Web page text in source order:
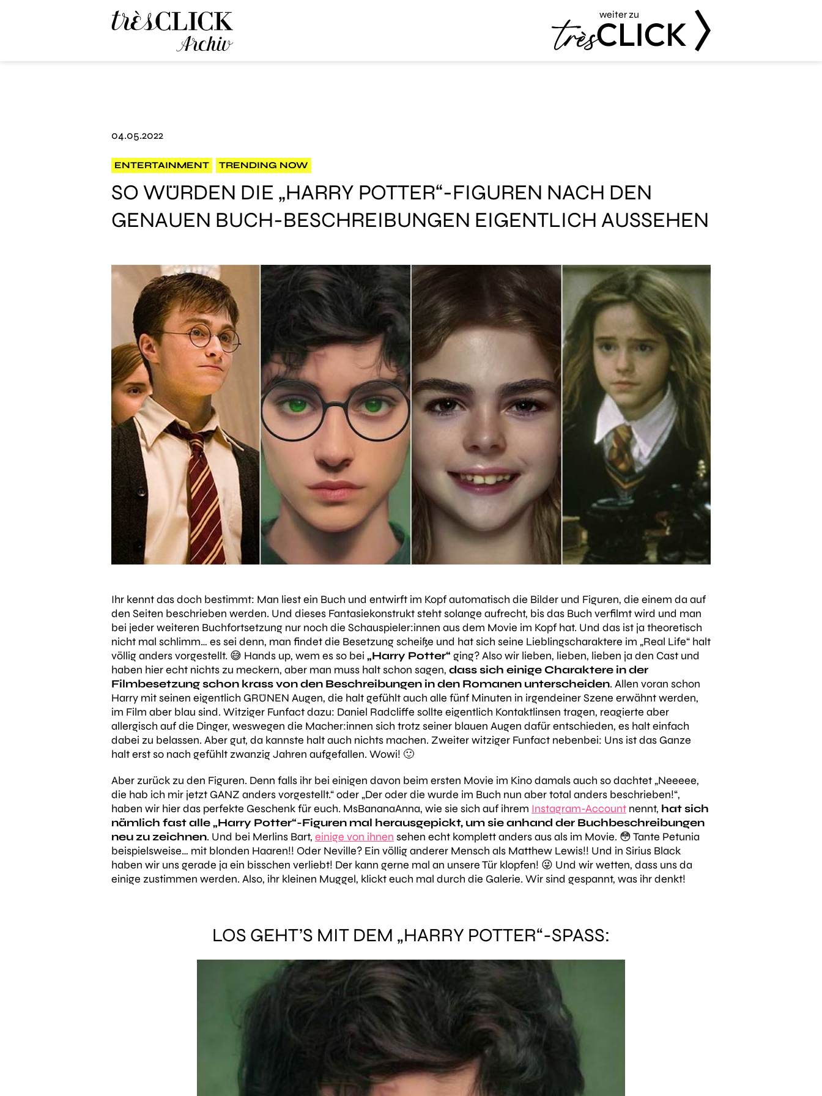
weiter zu
04.05.2022
ENTERTAINMENT TRENDING NOW
SO WÜRDEN DIE „HARRY POTTER“-FIGUREN NACH DEN
GENAUEN BUCH-BESCHREIBUNGEN EIGENTLICH AUSSEHEN
Ihr kennt das doch bestimmt: Man liest ein Buch und entwirft im Kopf automatisch die Bilder und Figuren, die einem da auf
den Seiten beschrieben werden. Und dieses Fantasiekonstrukt steht solange aufrecht, bis das Buch verfilmt wird und man
bei jeder weiteren Buchfortsetzung nur noch die Schauspieler:innen aus dem Movie im Kopf hat. Und das ist ja theoretisch
nicht mal schlimm… es sei denn, man findet die Besetzung scheiße und hat sich seine Lieblingscharaktere im „Real Life“ halt
völlig anders vorgestellt. 😅 Hands up, wem es so bei „Harry Potter“ ging? Also wir lieben, lieben, lieben ja den Cast und
haben hier echt nichts zu meckern, aber man muss halt schon sagen, dass sich einige Charaktere in der
Filmbesetzung schon krass von den Beschreibungen in den Romanen unterscheiden. Allen voran schon
Harry mit seinen eigentlich GRÜNEN Augen, die halt gefühlt auch alle fünf Minuten in irgendeiner Szene erwähnt werden,
im Film aber blau sind. Witziger Funfact dazu: Daniel Radcliffe sollte eigentlich Kontaktlinsen tragen, reagierte aber
allergisch auf die Dinger, weswegen die Macher:innen sich trotz seiner blauen Augen dafür entschieden, es halt einfach
dabei zu belassen. Aber gut, da kannste halt auch nichts machen. Zweiter witziger Funfact nebenbei: Uns ist das Ganze
halt erst so nach gefühlt zwanzig Jahren aufgefallen. Wowi! 🙂
Aber zurück zu den Figuren. Denn falls ihr bei einigen davon beim ersten Movie im Kino damals auch so dachtet„Neeeee,
die hab ich mir jetzt GANZ anders vorgestellt.“oder„Der oder die wurde im Buch nun aber total anders beschrieben!“,
haben wir hier das perfekte Geschenk für euch. MsBananaAnna, wie sie sich auf ihrem Instagram-Account nennt, hat sich
nämlich fast alle „Harry Potter“-Figuren mal herausgepickt, um sie anhand der Buchbeschreibungen
neu zu zeichnen. Und bei Merlins Bart, einige von ihnen sehen echt komplett anders aus als im Movie. 😳 Tante Petunia
beispielsweise… mit blonden Haaren!! Oder Neville? Ein völlig anderer Mensch als Matthew Lewis!! Und in Sirius Black
haben wir uns gerade ja ein bisschen verliebt! Der kann gerne mal an unsere Tür klopfen! 😜 Und wir wetten, dass uns da
einige zustimmen werden. Also, ihr kleinen Muggel, klickt euch mal durch die Galerie. Wir sind gespannt, was ihr denkt!
LOS GEHT’S MIT DEM „HARRY POTTER“-SPASS: